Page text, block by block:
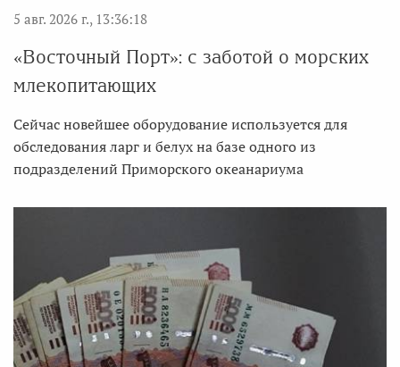
5 авг. 2026 г., 13:36:18
«Восточный Порт»: с заботой о морских
млекопитающих
Сейчас новейшее оборудование используется для
обследования ларг и белух на базе одного из
подразделений Приморского океанариума